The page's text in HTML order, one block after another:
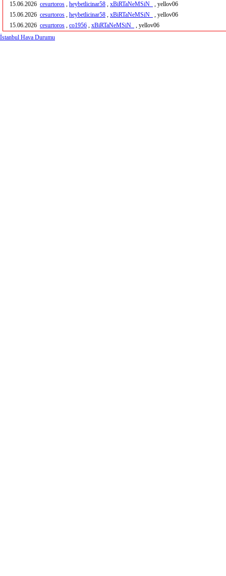
15.06.2026 cesurtoros , heybetlicinar58 , xBiRTaNeMSiN_
, yellov06
15.06.2026 cesurtoros , heybetlicinar58 , xBiRTaNeMSiN_
, yellov06
15.06.2026 cesurtoros , co1956 , xBiRTaNeMSiN_
, yellov06
İstanbul Hava Durumu